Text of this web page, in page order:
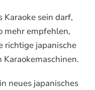
Karaoke sein darf,
mehr empfehlen,
richtige japanische
neues japanisches